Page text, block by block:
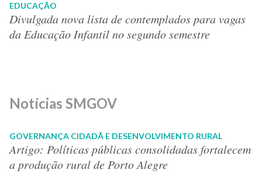
EDUCAÇÃO
Divulgada nova lista de contemplados para vagas
da Educação Infantil no segundo semestre
Notícias SMGOV
GOVERNANÇA CIDADÃ E DESENVOLVIMENTO RURAL
Artigo: Políticas públicas consolidadas fortalecem
a produção rural de Porto Alegre